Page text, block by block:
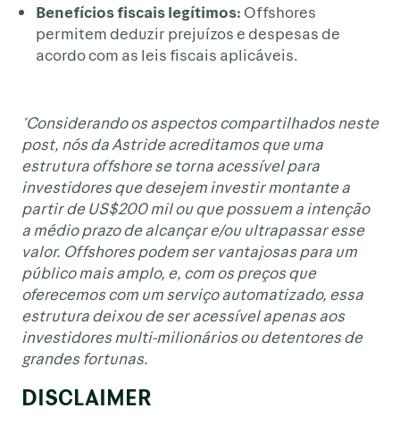
Benefícios fiscais legítimos: Offshores
permitem deduzir prejuízos e despesas de
acordo com as leis fiscais aplicáveis.
*Considerando os aspectos compartilhados neste
post, nós da Astride acreditamos que uma
estrutura offshore se torna acessível para
investidores que desejem investir montante a
partir de US$200 mil ou que possuem a intenção
a médio prazo de alcançar e/ou ultrapassar esse
valor. Offshores podem ser vantajosas para um
público mais amplo, e, com os preços que
oferecemos com um serviço automatizado, essa
estrutura deixou de ser acessível apenas aos
investidores multi-milionários ou detentores de
grandes fortunas.
DISCLAIMER